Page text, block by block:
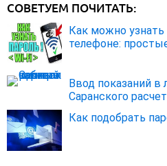
СОВЕТУЕМ ПОЧИТАТЬ:
Как можно узнать
телефоне:
Ввод показаний в
Саранского
Как подобрать